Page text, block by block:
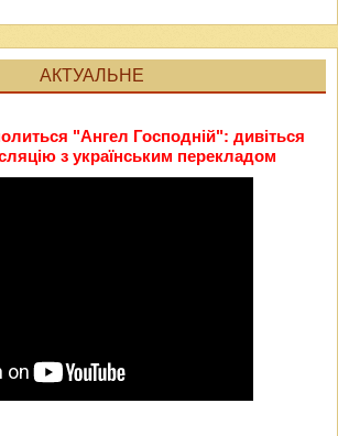
АКТУАЛЬНЕ
"Ангел Господній": дивіться
з українським перекладом